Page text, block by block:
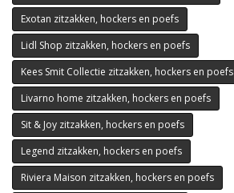
Exotan zitzakken, hockers en poefs
Lidl Shop zitzakken, hockers en poefs
Kees Smit Collectie zitzakken, hockers en poefs
Livarno home zitzakken, hockers en poefs
Sit & Joy zitzakken, hockers en poefs
Legend zitzakken, hockers en poefs
Riviera Maison zitzakken, hockers en poefs